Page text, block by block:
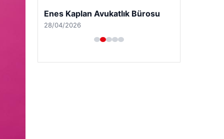
Enes Kaplan Avukatlık Bürosu
28/04/2026